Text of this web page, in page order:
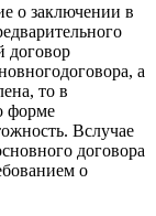
о заключении в
договор
а
то в
форме
Вслучае
договора
о